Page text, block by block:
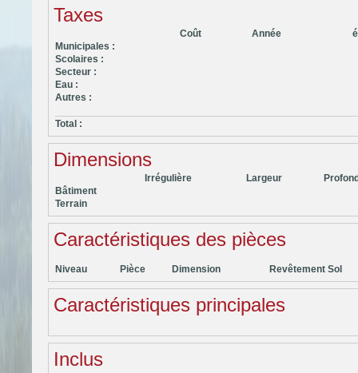
Taxes
Coût Année
Municipales :
Scolaires :
Secteur :
Eau :
Autres :
Total :
Dimensions
Irrégulière Largeur
Bâtiment
Terrain
Caractéristiques des pièces
Niveau Pièce Dimension Revêtement Sol
Caractéristiques principales
Inclus